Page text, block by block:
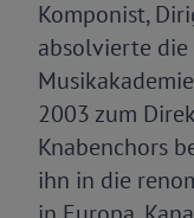
Komponist,
absolvierte die
2003 zum
Knabenchors
ihn in die